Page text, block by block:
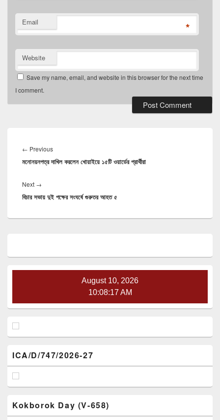
Email *
Website
Save my name, email, and website in this browser for the next time
I comment.
navigation
← PreviousPrevious
post:
মনোনয়নপত্র দাখিল করলেন খোয়াইয়ে ১৫টি ওয়ার্ডের প্রার্থীরা
Next →
post:
বিচার সভায় দুই পক্ষের সংঘর্ষে গুরুতর আহত ৫
Widget
August 10, 2026
10:08:17 AM
ICA/D/747/2026-27
Kokborok Day (V-658)